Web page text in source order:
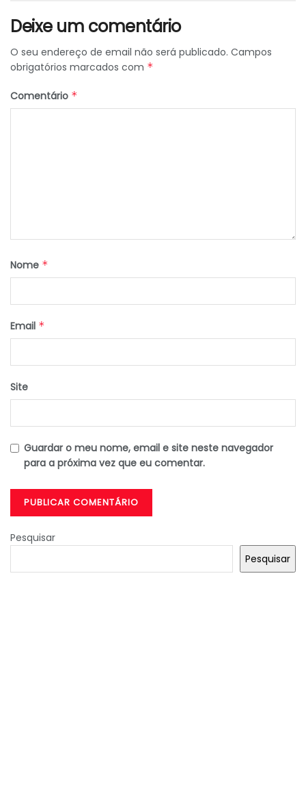
Deixe um comentário
O seu endereço de email não será publicado. Campos
obrigatórios marcados com *
Comentário *
Nome *
Email *
Site
Guardar o meu nome, email e site neste navegador
para a próxima vez que eu comentar.
Pesquisar
Pesquisar